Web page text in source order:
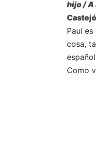
hijo / A
Paul
cosa,
Como